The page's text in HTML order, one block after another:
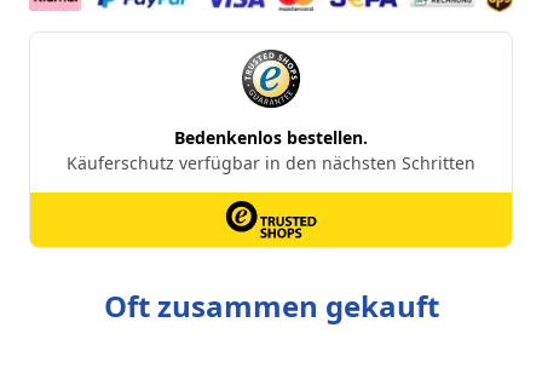
Oft zusammen gekauft